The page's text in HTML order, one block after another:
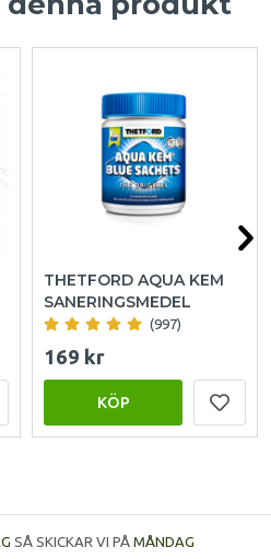
THETFORD AQUA KEM
SANERINGSMEDEL
(997)
169 kr
KÖP
SÅ SKICKAR VI PÅ MÅNDAG